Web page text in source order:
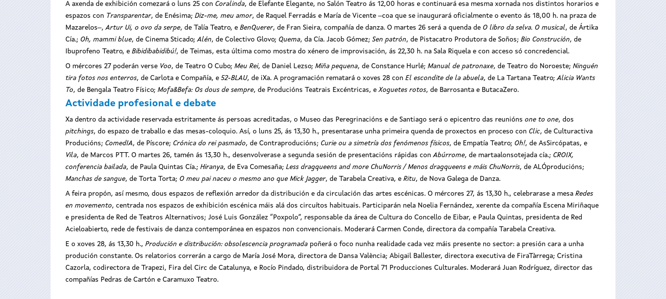
A axenda de exhibición comezará o luns 25 con Coralinda, de Elefante Elegante, no Salón Teatro ás 12,00 horas e continuará esa mesma xornada nos distintos horarios e
espazos con Transparentar, de Enésima; Diz-me, meu amor, de Raquel Ferradás e María de Vicente ‒coa que se inaugurará oficialmente o evento ás 18,00 h. na praza de
Mazarelos‒,Artur Ui, o ovo da serpe, de Talía Teatro, e BenQuerer, de Fran Sieira, compañía de danza. O martes 26 será a quenda de O libro da selva. O musical, de Ártika
Cía.; Oh, mammi blue, de Cinema Sticado;Alén, de Colectivo Glovo; Quema, da Cía. Jacob Gómez; Sen patrón, de Pistacatro Produtora de Soños; Bio Construción, de
Ibuprofeno Teatro, e Bibidibabidibú!, de Teimas, esta última como mostra do xénero de improvisación, ás 22,30 h. na Sala Riquela e con acceso só concredencial.
O mércores 27 poderán verse Voo, de Teatro O Cubo; Meu Rei, de Daniel Lezso; Miña pequena, de Constance Hurlé; Manual de patronaxe, de Teatro do Noroeste; Ninguén
tira fotos nos enterros, de Carlota e Compañía, e 52-BLAU, de iXa. A programación rematará o xoves 28 con El escondite de la abuela, de La Tartana Teatro;Alicia Wants
To, de Bengala Teatro Físico; Mofa&Befa: Os dous de sempre, de Producións Teatrais Excéntricas, eXoguetes rotos, de Barrosanta e ButacaZero.
Actividade profesional e debate
Xa dentro da actividade reservada estritamente ás persoas acreditadas, o Museo das Peregrinacións e de Santiago será o epicentro das reunións one to one, dos
pitchings, do espazo de traballo e das mesas-coloquio. Así, o luns 25, ás 13,30 h., presentarase unha primeira quenda de proxectos en proceso con Clic, de Culturactiva
Producións; ComedIA, de Píscore; Crónica do rei pasmado, de Contraproducións; Curie ou a simetría dos fenómenos físicos, de Empatía Teatro; Oh!, de AsSircópatas, e
Vila, de Marcos PTT. O martes 26, tamén ás 13,30 h., desenvolverase a segunda sesión de presentacións rápidas conAbúrrome, de martaalonsotejada cía.; CROIX,
conferencia bailada, de Paula Quintas Cía.; Hiranya, de Eva Comesaña; Less dragqueens and more ChuNorris / Menos dragqueens e máis ChuNorris, de ALÓproducións;
Manchas de sangue, de Torta Torta; O meu pai naceu o mesmo ano que Mick Jagger, de Tarabela Creativa, e Ritu, de Nova Galega de Danza.
A feira propón, así mesmo, dous espazos de reflexión arredor da distribución e da circulación das artes escénicas. O mércores 27, ás 13,30 h., celebrarase a mesa Redes
en movemento, centrada nos espazos de exhibición escénica máis alá dos circuítos habituais. Participarán nela Noelia Fernández, xerente da compañía Escena Miriñaque
e presidenta de Red de Teatros Alternativos; José Luis González “Poxpolo”, responsable da área de Cultura do Concello de Eibar, e Paula Quintas, presidenta de Red
Acieloabierto, rede de festivais de danza contemporánea en espazos non convencionais. Moderará Carmen Conde, directora da compañía Tarabela Creativa.
E o xoves 28, ás 13,30 h., Produción e distribución: obsolescencia programada poñerá o foco nunha realidade cada vez máis presente no sector: a presión cara a unha
produción constante. Os relatorios correrán a cargo de María José Mora, directora de Dansa València; Abigail Ballester, directora executiva de FiraTàrrega; Cristina
Cazorla, codirectora de Trapezi, Fira del Circ de Catalunya, e Rocío Pindado, distribuidora de Portal 71 Producciones Culturales. Moderará Juan Rodríguez, director das
compañías Pedras de Cartón e Caramuxo Teatro.